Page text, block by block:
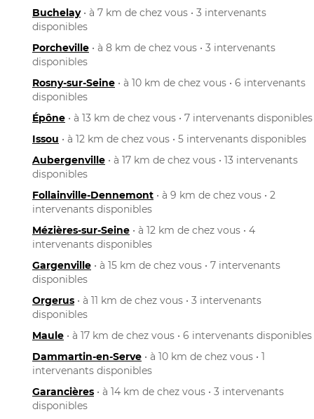
Buchelay• à 7 km de chez vous • 3 intervenants
disponibles
Porcheville • à 8 km de chez vous • 3 intervenants
disponibles
Rosny-sur-Seine • à 10 km de chez vous • 6 intervenants
disponibles
Épône • à 13 km de chez vous • 7 intervenants disponibles
Issou • à 12 km de chez vous • 5 intervenants disponibles
Aubergenville • à 17 km de chez vous • 13 intervenants
disponibles
Follainville-Dennemont • à 9 km de chez vous • 2
intervenants disponibles
Mézières-sur-Seine • à 12 km de chez vous • 4
intervenants disponibles
Gargenville • à 15 km de chez vous • 7 intervenants
disponibles
Orgerus • à 11 km de chez vous • 3 intervenants
disponibles
Maule • à 17 km de chez vous • 6 intervenants disponibles
Dammartin-en-Serve • à 10 km de chez vous • 1
intervenants disponibles
Garancières • à 14 km de chez vous • 3 intervenants
disponibles